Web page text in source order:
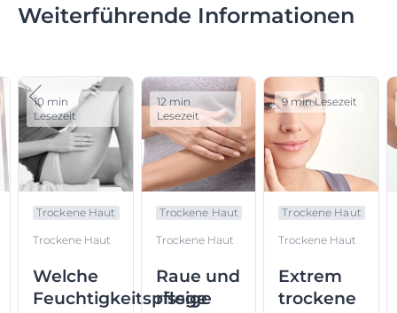
Weiterführende Informationen
Trockene Haut
Trockene Haut
Welche
Feuchtigkeitspflege
10 min
Lesezeit
Trockene Haut
Trockene Haut
Raue und
rissige
12 min
Lesezeit
Trockene Haut
Trockene Haut
Extrem
trockene
9 min Lesezeit